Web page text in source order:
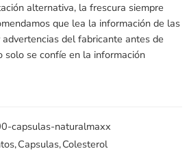
alternativa, la frescura siempre
que lea la información de las
del fabricante antes de
solo se confíe en la información
capsulas-naturalmaxx
,Capsulas,Colesterol